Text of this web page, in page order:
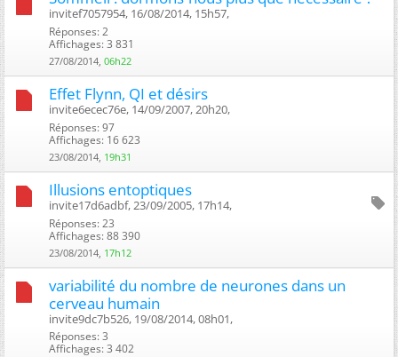
invitef7057954, 16/08/2014, 15h57, ‎
Réponses: 2
Affichages: 3 831
27/08/2014, 06h22
Effet Flynn, QI et désirs
invite6ecec76e, 14/09/2007, 20h20, ‎
Réponses: 97
Affichages: 16 623
23/08/2014, 19h31
Illusions entoptiques
invite17d6adbf, 23/09/2005, 17h14, ‎
Réponses: 23
Affichages: 88 390
23/08/2014, 17h12
variabilité du nombre de neurones dans un
cerveau humain
invite9dc7b526, 19/08/2014, 08h01, ‎
Réponses: 3
Affichages: 3 402